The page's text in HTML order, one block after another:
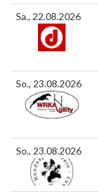
Sa., 22.08.2026
So., 23.08.2026
So., 23.08.2026